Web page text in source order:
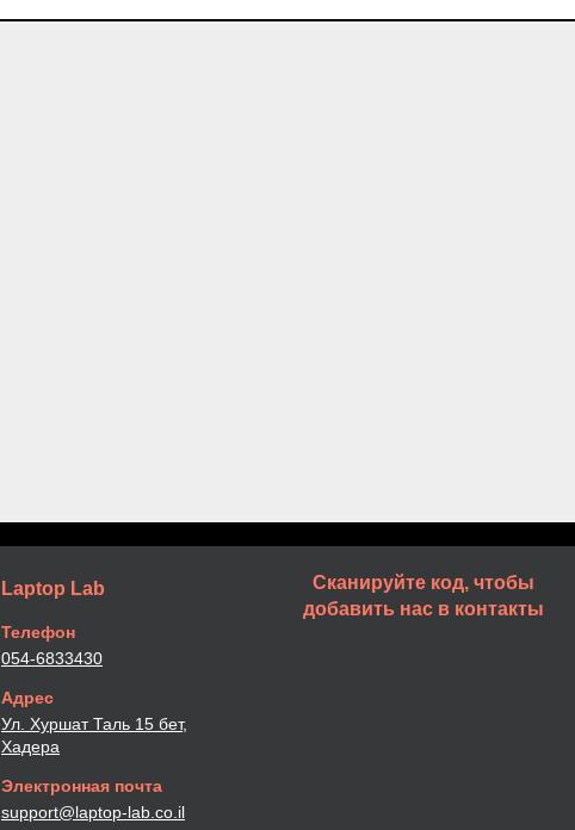
Laptop Lab
Телефон
054-6833430
Адрес
Ул. Хуршат Таль 15 бет,
Хадера
Электронная почта
support@laptop-lab.co.il
Сканируйте код, чтобы
добавить нас в контакты